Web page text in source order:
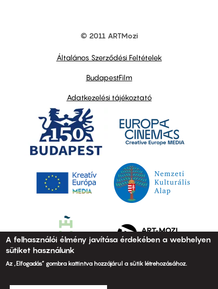
© 2011 ARTMozi
Általános Szerződési Feltételek
BudapestFilm
Adatkezelési tájékoztató
A felhasználói élmény javítása érdekében a webhelyen
sütiket használunk
Az „Elfogadás” gombra kattintva hozzájárul a sütik létrehozásához.